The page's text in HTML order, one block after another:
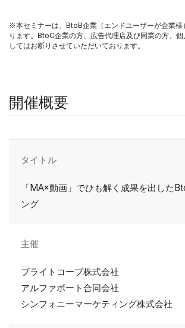
※本セミナーは、BtoB企業（エンドユーザーが企業様
ります。BtoC企業の方、広告代理店及び同業の方、個
してはお断りさせていただいております。
開催概要
タイトル
「MA×動画」でひも解く成果を出した
ング
主催
ブライトコーブ株式会社
アルファボート合同会社
シンフォニーマーケティング株式会社